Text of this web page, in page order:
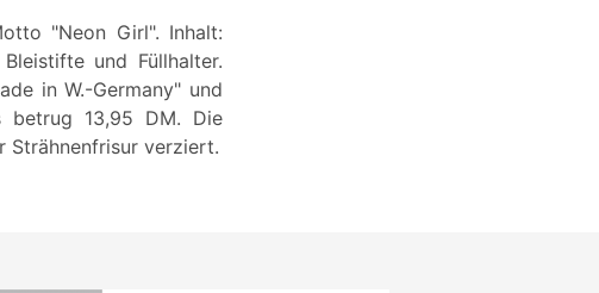
"Neon Girl". Inhalt:
und Füllhalter.
in W.-Germany" und
betrug 13,95 DM. Die
Strähnenfrisur verziert.